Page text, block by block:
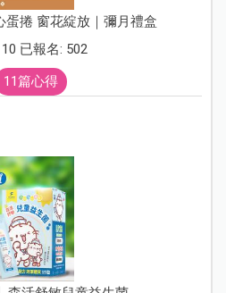
蛋捲 窗花綻放｜彌月禮盒
已報名: 502
11篇心得